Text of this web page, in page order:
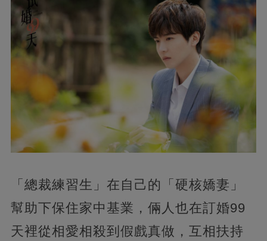
「總裁練習生」在自己的「硬核嬌妻」
幫助下保住家中基業，倆人也在訂婚99
天裡從相愛相殺到假戲真做，互相扶持